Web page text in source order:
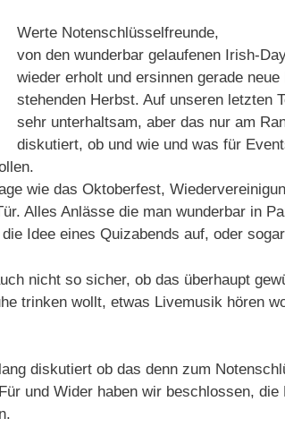
Werte Notenschlüsselfreunde,
von den wunderbar gelaufenen Irish-
wieder erholt und ersinnen gerade
stehenden Herbst. Auf unseren letzten
sehr unterhaltsam, aber das nur am
diskutiert, ob und wie und was für
wie das Oktoberfest,
Alles Anlässe die man wunderbar in
Idee eines Quizabends auf, oder
nicht so sicher, ob das überhaupt
trinken wollt, etwas Livemusik hören
diskutiert ob das denn zum
und Wider haben wir beschlossen,